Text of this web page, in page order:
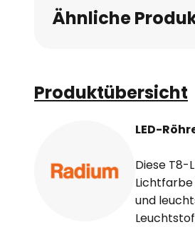
Ähnliche
Produktübersicht
LED-
Diese T8-
und